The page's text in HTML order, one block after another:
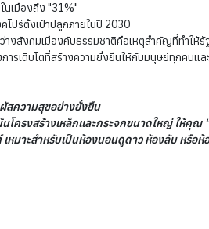
นเมืองถึง "31%"
ปร์ตั้งเป้าปลูกภายในปี 2030
งคมเมืองกับธรรมชาติคือเหตุสำคัญที่ทำให้รั
ารเติบโตที่สร้างความยั่งยืนให้กับมนุษย์ทุกคนแ
สความสุขอย่างยั่งยืน
ครงสร้างเหล็กและกระจกขนาดใหญ่ ให้คุ
มาะสำหรับเป็นห้องนอนดูดาว ห้องลับ หรือห้